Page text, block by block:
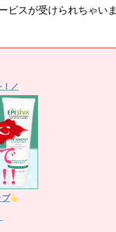
ビスが受けられちゃいま
！／
プ